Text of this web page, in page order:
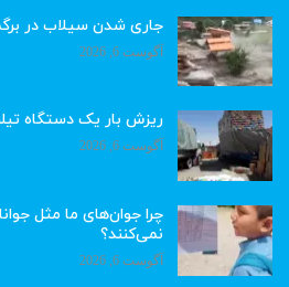
جاری شدن سیلاب در
آگوست 6, 2026
ریزش بار یک دستگاه
آگوست 6, 2026
چرا جوان‌های ما مثل
نمی‌کنند؟
آگوست 6, 2026